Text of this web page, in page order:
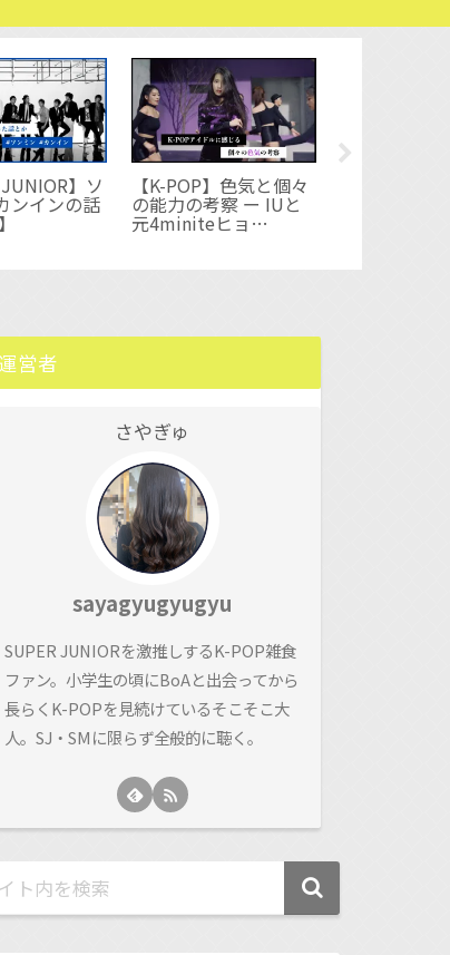
JUNIOR】ソ
ンインの話
【K-POP】色気と個々
の能力の考察 ー IUと
元4miniteヒョ
営者
さやぎゅ
sayagyugyugyu
SUPER JUNIORを激推しするK-POP雑食
ファン。小学生の頃にBoAと出会ってから
長らくK-POPを見続けているそこそこ大
人。SJ・SMに限らず全般的に聴く。